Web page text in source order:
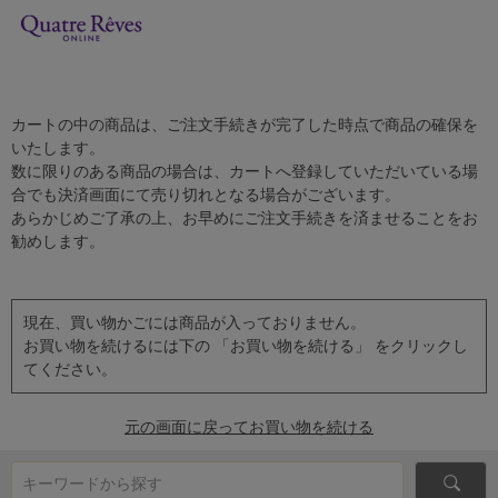
カートの中の商品は、ご注文手続きが完了した時点で商品の確保を
いたします。
数に限りのある商品の場合は、カートへ登録していただいている場
合でも決済画面にて売り切れとなる場合がございます。
あらかじめご了承の上、お早めにご注文手続きを済ませることをお
勧めします。
現在、買い物かごには商品が入っておりません。
お買い物を続けるには下の 「お買い物を続ける」 をクリックし
てください。
元の画面に戻ってお買い物を続ける
キーワードから探す